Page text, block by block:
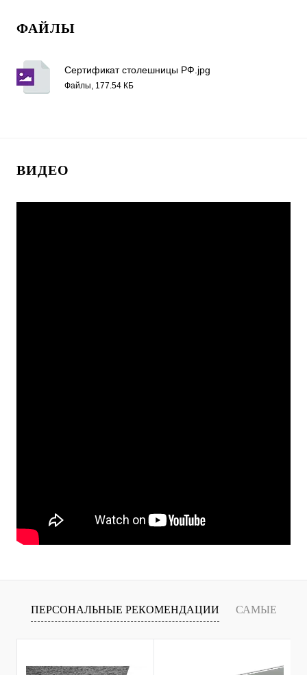
ФАЙЛЫ
Сертификат столешницы РФ.jpg
Файлы, 177.54 КБ
ВИДЕО
ПЕРСОНАЛЬНЫЕ РЕКОМЕНДАЦИИ САМЫЕ
ПРОДАВАЕМЫЕ ТОВАРЫ